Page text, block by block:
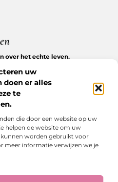
uw
doen er alles
te
die door een website op uw
helpen de website om uw
worden gebruikt voor
meer informatie verwijzen we je
over het echte leven.
op BibianHarmsen.nl.